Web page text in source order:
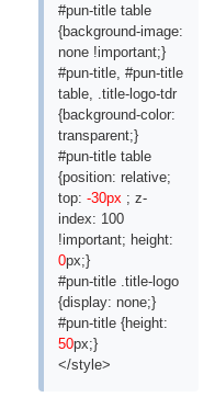
#pun-title table
{background-image:
none !important;}
#pun-title, #pun-title
table, .title-logo-tdr
{background-color:
transparent;}
#pun-title table
{position: relative;
top:-30px ; z-
index: 100
!important; height:
0px;}
#pun-title .title-logo
{display: none;}
#pun-title {height:
50px;}
</style>